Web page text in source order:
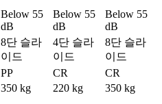
Below 55
dB
Below 55
dB
Below 55
dB
8단 슬라
이드
4단 슬라
이드
8단 슬라
이드
PP CR
CR
350 kg 220 kg
350 kg